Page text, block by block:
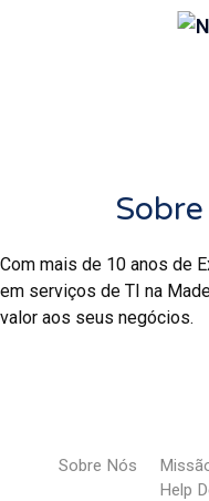
Com mais de 10 anos de
em serviços de TI na
valor aos seus negócios.
Sobre Nós
Help